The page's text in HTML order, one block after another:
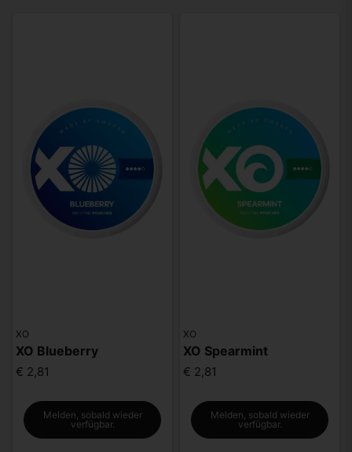
XO
XO Blueberry
€ 2,81
Melden, sobald wieder
verfügbar.
XO
XO Spearmint
€ 2,81
Melden, sobald wieder
verfügbar.